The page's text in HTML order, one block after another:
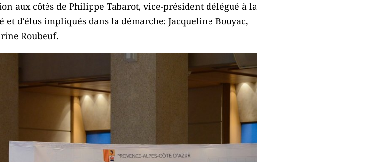
aux côtés de Philippe Tabarot, vice-président délégué à la
d’élus impliqués dans la démarche: Jacqueline Bouyac,
Roubeuf.